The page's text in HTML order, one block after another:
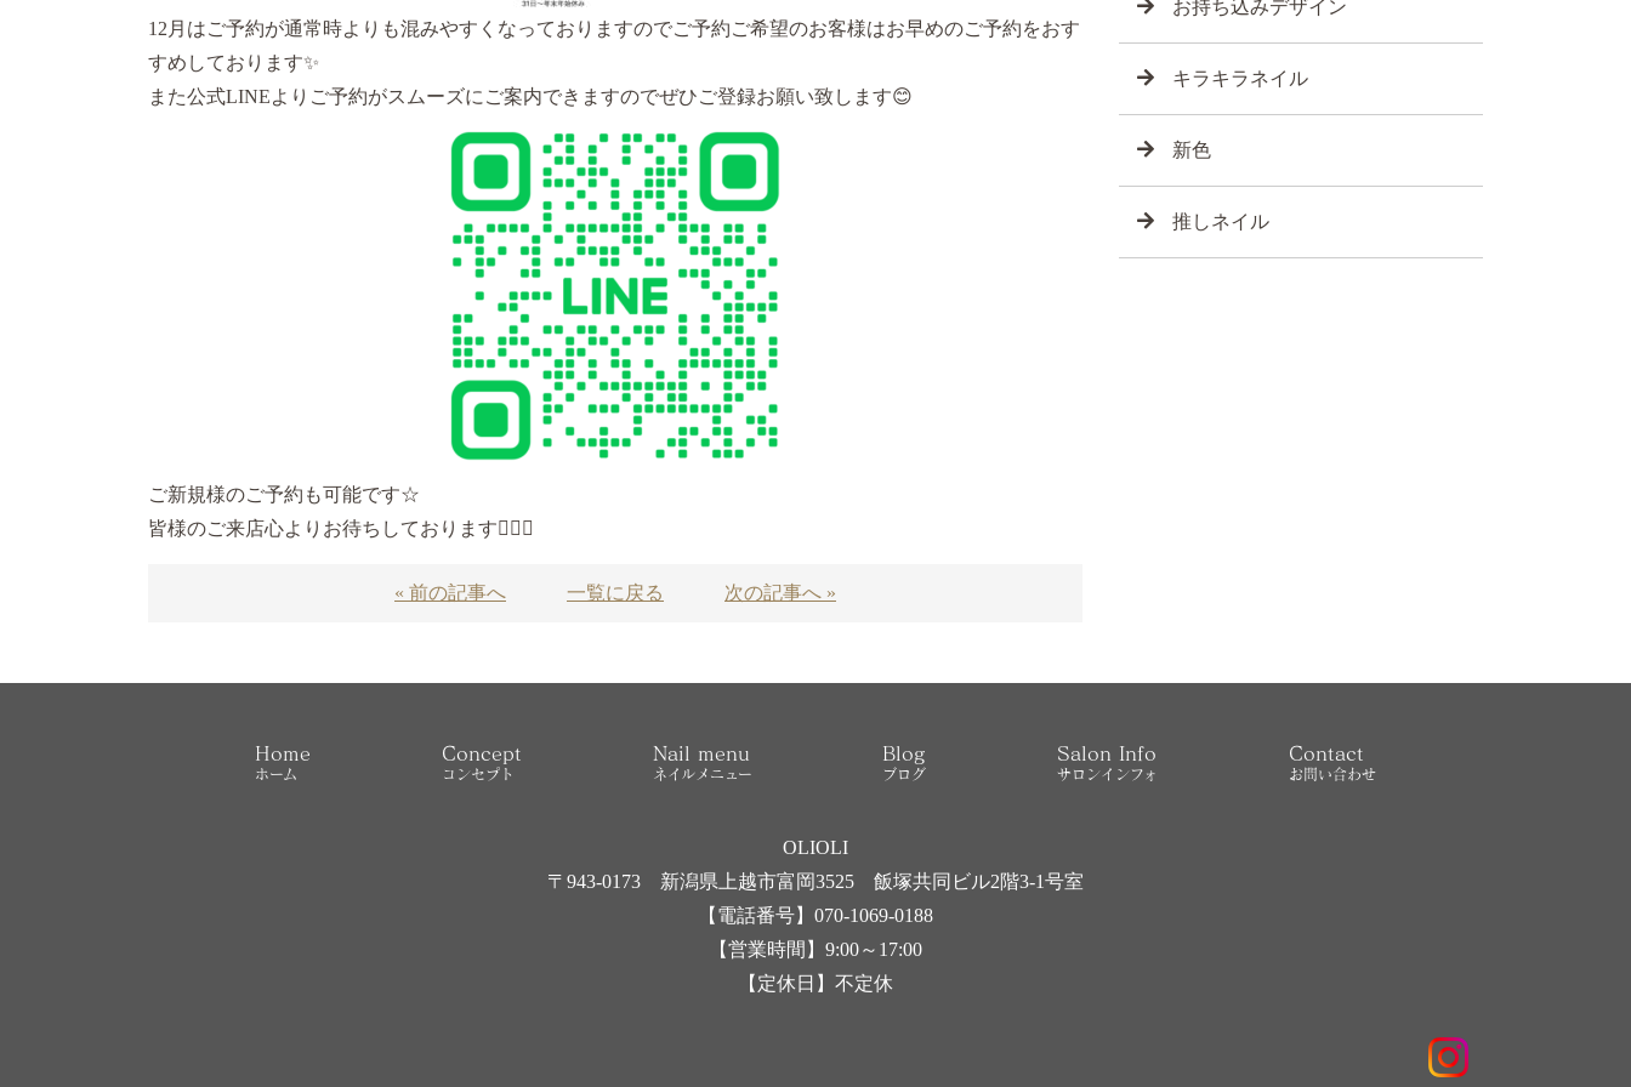
12月はご予約が通常時よりも混みやすくなっておりますのでご予約ご希望のお客様はお早めのご予約をおす
すめしております✨
また公式LINEよりご予約がスムーズにご案内できますのでぜひご登録お願い致します😊
ご新規様のご予約も可能です☆
皆様のご来店心よりお待ちしております🙇‍♀️✨
« 前の記事へ 一覧に戻る 次の記事へ »
お持ち込みデザイン
キラキラネイル
新色
推しネイル
Home
ホーム
Concept
コンセプト
Nail menu
ネイルメニュー
Blog
ブログ
Salon Info
サロンインフォ
Contact
お問い合わせ
OLIOLI
〒943-0173 新潟県上越市富岡3525 飯塚共同ビル2階3-1号室
【電話番号】070-1069-0188
【営業時間】9:00～17:00
【定休日】不定休